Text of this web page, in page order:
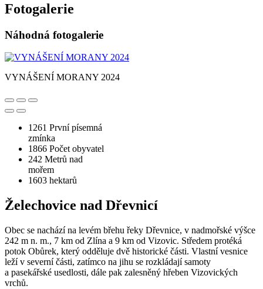
Fotogalerie
Náhodná fotogalerie
VYNÁŠENÍ MORANY 2024
1261 První písemná
zmínka
1866 Počet obyvatel
242 Metrů nad
mořem
1603 hektarů
Želechovice nad Dřevnicí
Obec se nachází na levém břehu řeky Dřevnice, v nadmořské výšce
242 m n. m., 7 km od Zlína a 9 km od Vizovic. Středem protéká
potok Obůrek, který odděluje dvě historické části. Vlastní vesnice
leží v severní části, zatímco na jihu se rozkládají samoty
a pasekářské usedlosti, dále pak zalesněný hřeben Vizovických
vrchů.